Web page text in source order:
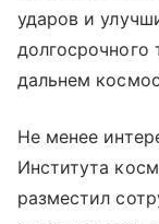
ударов и
долгосрочного
дальнем
Не менее
Института
разместил